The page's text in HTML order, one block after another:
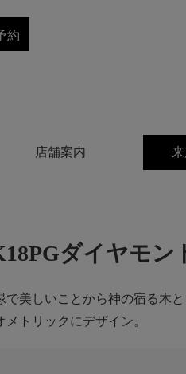
店舗案内
約
ダイヤモン
で美しいことから神の宿る木
メトリックにデザイン。